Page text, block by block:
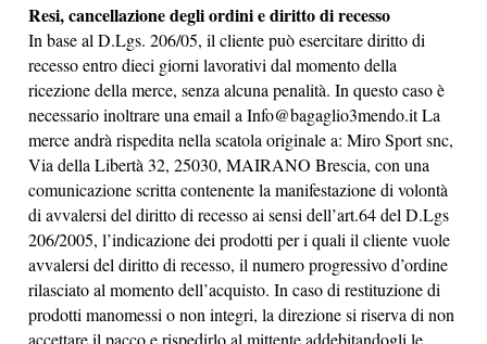
Resi, cancellazione degli ordini e diritto di recesso
In base al D.Lgs. 206/05, il cliente può esercitare diritto di
recesso entro dieci giorni lavorativi dal momento della
ricezione della merce, senza alcuna penalità. In questo caso è
necessario inoltrare una email aInfo@bagaglio3mendo.itLa
merce andrà rispedita nella scatola originale a:Miro Sport snc,
Via della Libertà 32, 25030, MAIRANO Brescia, con una
comunicazione scritta contenente la manifestazione di volontà
di avvalersi del diritto di recesso ai sensi dell’art.64 del D.Lgs
206/2005, l’indicazione dei prodotti per i quali il cliente vuole
avvalersi del diritto di recesso, il numero progressivo d’ordine
rilasciato al momento dell’acquisto. In caso di restituzione di
prodotti manomessi o non integri, la direzione si riserva di non
accettare il pacco e rispedirlo al mittente addebitandogli le